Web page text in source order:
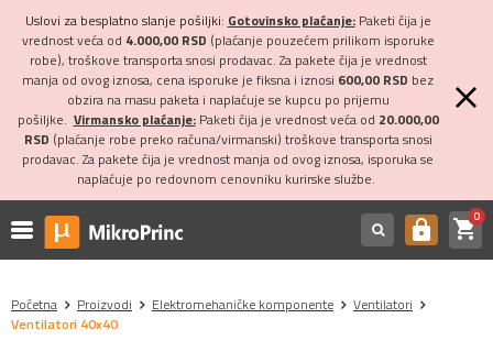
Uslovi za besplatno slanje pošiljki: Gotovinsko plaćanje:Paketi čija je
vrednost veća od 4.000,00 RSD (plaćanje pouzećem prilikom isporuke
robe), troškove transporta snosi prodavac. Za pakete čija je vrednost
manja od ovog iznosa, cena isporuke je fiksna i iznosi 600,00 RSD bez
obzira na masu paketa i naplaćuje se kupcu po prijemu
pošiljke. Virmansko plaćanje:Paketi čija je vrednost veća od 20.000,00
RSD (plaćanje robe preko računa/virmanski) troškove transporta snosi
prodavac. Za pakete čija je vrednost manja od ovog iznosa, isporuka se
naplaćuje po redovnom cenovniku kurirske službe.
https shopping_cart0
Početna Proizvodi Elektromehaničke komponente
Ventilatori
Ventilatori 40x40